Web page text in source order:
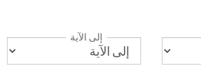
إلى الآية